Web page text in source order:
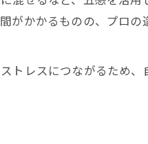
で培うバランスの良い体
第一で造園業に取り組む
で楽しむ金木犀の香りが
がかかるものの、プロ
トレスにつながるため